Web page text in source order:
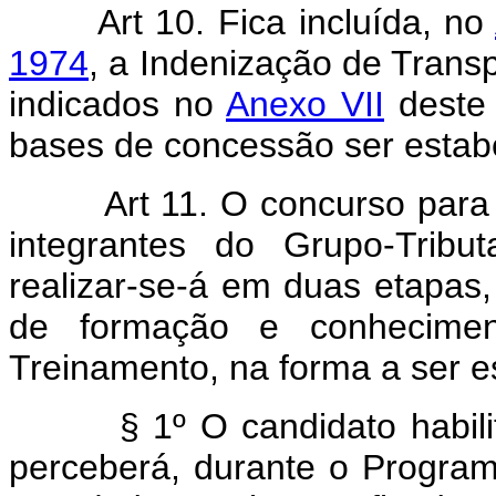
Art 10. Fica incluída, no
1974, a Indenização de
indicados no Anexo VII
bases de concessão ser
Art 11. O concurso para
integrantes do Grupo-
realizar-se-á em duas
de formação e
Treinamento, na forma a ser
§ 1º O candidato
perceberá, durante o